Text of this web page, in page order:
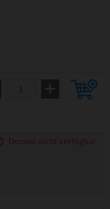
Derzeit nicht verfügbar.